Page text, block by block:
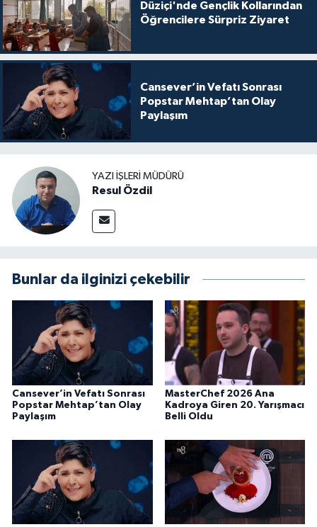
Düziçi'nde Gençlik Kollarından
Öğrencilere Sürpriz Ziyaret
Cansever’in Vefatı Sonrası
Popstar Mehtap’tan Olay
Paylaşım
YAZI İŞLERI MÜDÜRÜ
Resul Özdil
Bunlar da ilginizi çekebilir
Cansever’in Vefatı Sonrası
Popstar Mehtap’tan Olay
Paylaşım
MasterChef 2026 Ana
Kadroya Giren 20. Yarışmacı
Belli Oldu